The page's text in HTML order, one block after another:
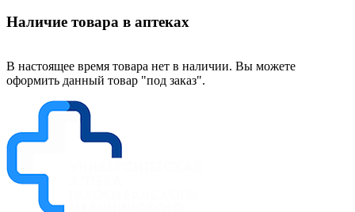
Наличие товара в аптеках
В настоящее время товара нет в наличии. Вы можете
оформить данный товар "под заказ".